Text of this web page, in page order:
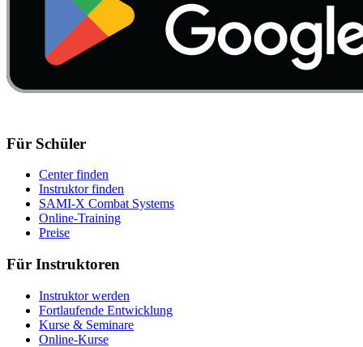
Für Schüler
Center finden
Instruktor finden
SAMI-X Combat Systems
Online-Training
Preise
Für Instruktoren
Instruktor werden
Fortlaufende Entwicklung
Kurse & Seminare
Online-Kurse